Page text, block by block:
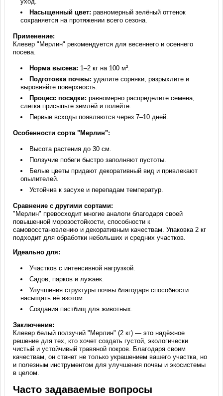
Насыщенный цвет: равномерный зелёный оттенок
сохраняется на протяжении всего сезона.
Применение:
Клевер "Мерлин" рекомендуется для весеннего и осеннего
посева.
Норма высева: 1–2 кг на 100 м².
Подготовка почвы: удалите сорняки, разрыхлите и
выровняйте поверхность.
Процесс посадки: равномерно распределите семена,
слегка присыпьте землёй и полейте.
Первые всходы появляются через 7–10 дней.
Особенности сорта "Мерлин":
Высота растения до 30 см.
Ползучие побеги быстро заполняют пустоты.
Белые цветы придают декоративный вид и привлекают
опылителей.
Устойчив к засухе и перепадам температур.
Сравнение с другими сортами:
"Мерлин" превосходит многие аналоги благодаря своей
повышенной морозостойкости, способности к
самовосстановлению и декоративным качествам. Упаковка 2 кг
подходит для обработки небольших и средних участков.
Идеально для:
Участков с интенсивной нагрузкой.
Садов, парков и лужаек.
Улучшения структуры почвы благодаря способности
насыщать её азотом.
Создания пастбищ для животных.
Заключение:
Клевер белый ползучий "Мерлин" (2 кг) — это надёжное
решение для тех, кто хочет создать густой, экологически
чистый и устойчивый травяной покров. Благодаря своим
качествам, он станет не только украшением вашего участка, но
и полезным инструментом для улучшения почвы и экосистемы
в целом.
Часто задаваемые вопросы